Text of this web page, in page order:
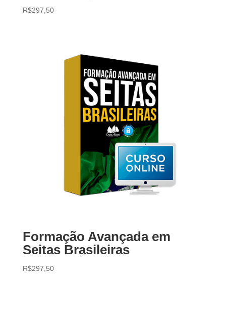
R$297,50
Formação Avançada em
Seitas Brasileiras
R$297,50